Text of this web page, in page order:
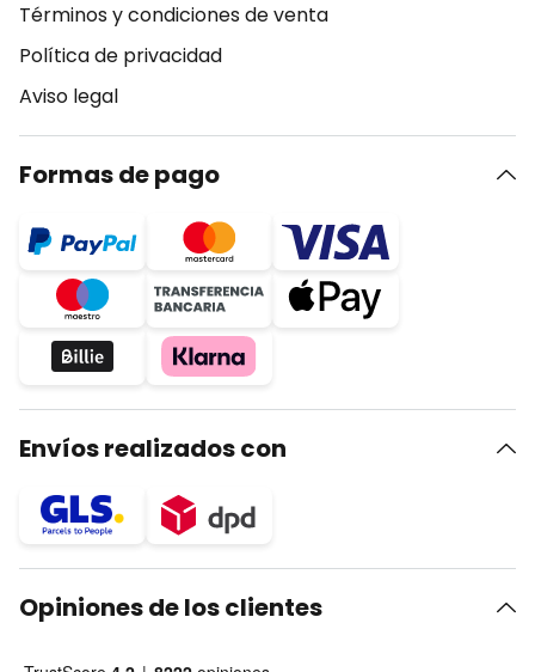
Términos y condiciones de venta
Política de privacidad
Aviso legal
Formas de pago
Envíos realizados con
Opiniones de los clientes